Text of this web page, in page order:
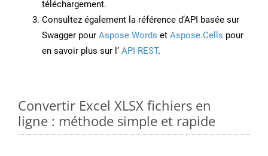
téléchargement.
Consultez également la référence d’API basée sur
Swagger pour Aspose.Words et Aspose.Cells pour
en savoir plus sur l’ API REST.
Convertir Excel XLSX fichiers en
ligne : méthode simple et rapide